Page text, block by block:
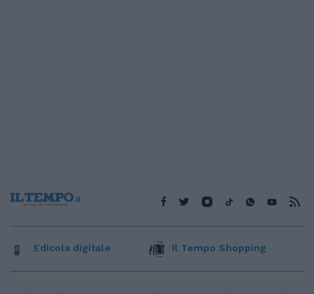
Edicola digitale Il Tempo Shopping